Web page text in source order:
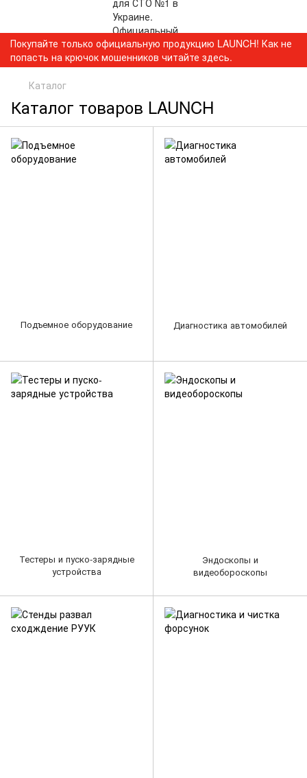
Покупайте только официальную продукцию LAUNCH! Как не
попасть на крючок мошенников читайте здесь.
Каталог
Каталог товаров LAUNCH
Подъемное оборудование Диагностика автомобилей
Тестеры и пуско-зарядные
устройства
Эндоскопы и
видеобороскопы